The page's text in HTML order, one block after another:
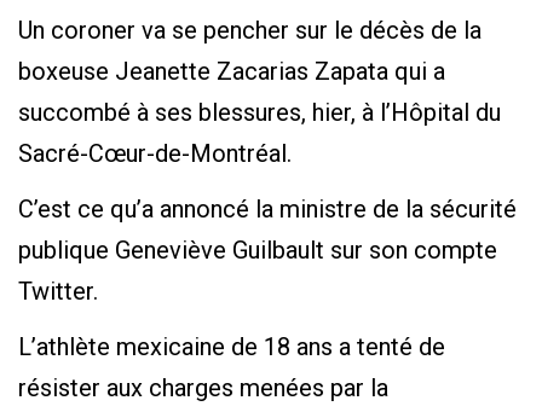
Un coroner va se pencher sur le décès de la
boxeuse Jeanette Zacarias Zapata qui a
succombé à ses blessures, hier, à l’Hôpital du
Sacré-Cœur-de-Montréal.
C’est ce qu’a annoncé la ministre de la sécurité
publique Geneviève Guilbault sur son compte
Twitter.
L’athlète mexicaine de 18 ans a tenté de
résister aux charges menées par la